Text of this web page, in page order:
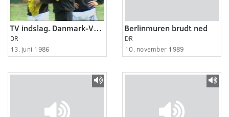
TV indslag. Danmark-Vesttyskland Fodbold
DR
13. juni 1986
Berlinmuren brudt ned
DR
10. november 1989